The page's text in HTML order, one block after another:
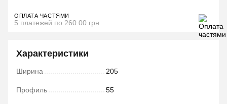
ОПЛАТА ЧАСТЯМИ
5 платежей по 260.00 грн
Характеристики
Ширина 205
Профиль 55